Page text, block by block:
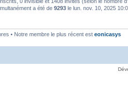
a été de 9293 le lun. nov. 10, 2025
• Notre membre le plus récent est eonicasys